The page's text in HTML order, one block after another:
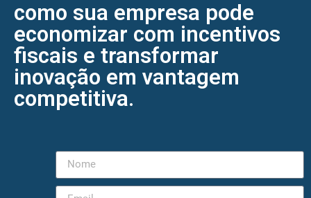
como sua empresa pode
economizar com incentivos
fiscais e transformar
inovação em vantagem
competitiva.